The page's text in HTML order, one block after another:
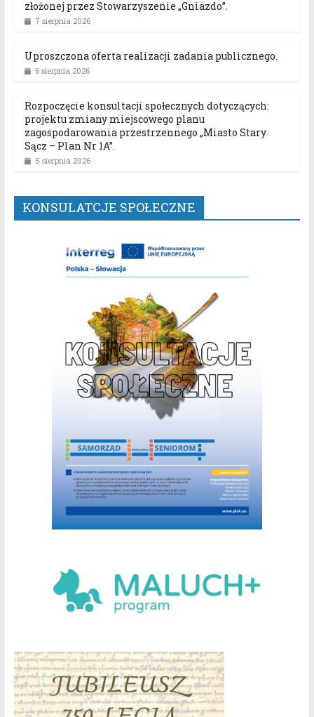
złożonej przez Stowarzyszenie „Gniazdo”.
7 sierpnia 2026
Uproszczona oferta realizacji zadania publicznego.
6 sierpnia 2026
Rozpoczęcie konsultacji społecznych dotyczących:
projektu zmiany miejscowego planu
zagospodarowania przestrzennego „Miasto Stary
Sącz – Plan Nr 1A”.
5 sierpnia 2026
KONSULATCJE SPOŁECZNE